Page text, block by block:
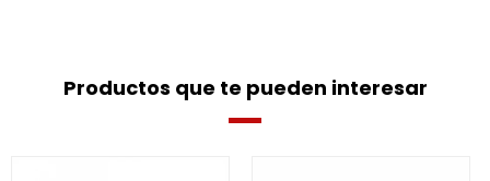
Productos que te pueden interesar